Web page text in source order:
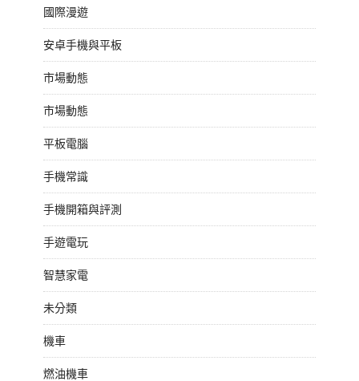
國際漫遊
安卓手機與平板
市場動態
市場動態
平板電腦
手機常識
手機開箱與評測
手遊電玩
智慧家電
未分類
機車
燃油機車